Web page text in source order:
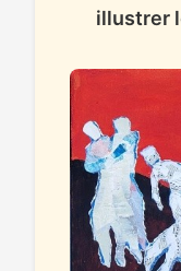
illustrer